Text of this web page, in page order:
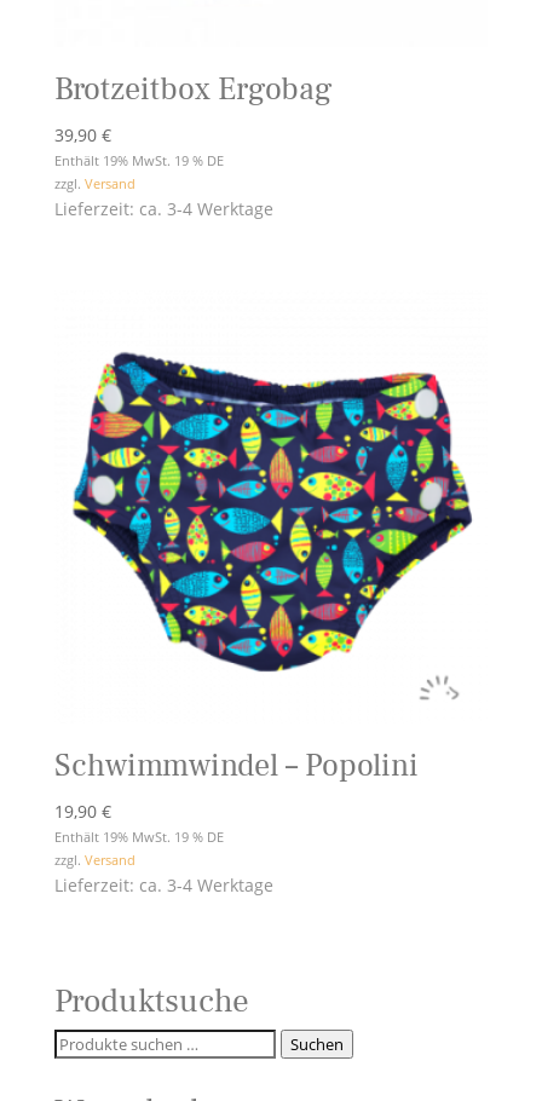
Brotzeitbox Ergobag
39,90 €
Enthält 19% MwSt. 19 % DE
zzgl. Versand
Lieferzeit: ca. 3-4 Werktage
Schwimmwindel – Popolini
19,90 €
Enthält 19% MwSt. 19 % DE
zzgl. Versand
Lieferzeit: ca. 3-4 Werktage
Produktsuche
Suchen
Suchen